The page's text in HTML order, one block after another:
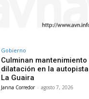
Gobierno
Culminan
dilatación en la
La Guaira
Janna Corredor - agosto 7, 2026